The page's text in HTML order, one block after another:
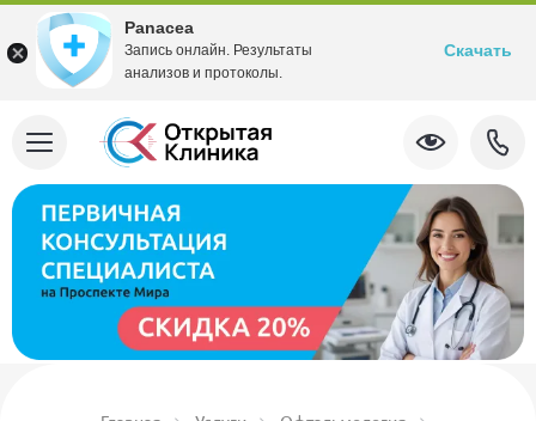
Panacea
Запись онлайн. Результаты
анализов и протоколы.
Скачать